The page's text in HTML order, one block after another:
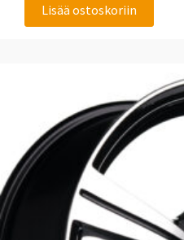
Lisää ostoskoriin